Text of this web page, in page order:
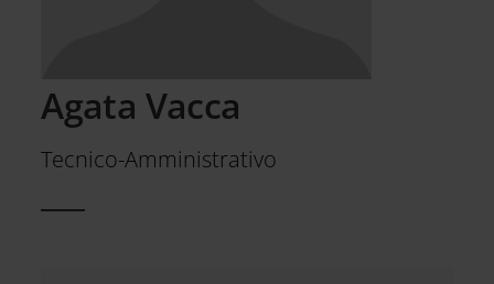
Agata Vacca
Tecnico-Amministrativo